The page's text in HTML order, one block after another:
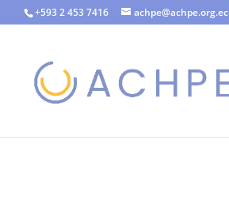
+593 2 453 7416 achpe@achpe.org.ec